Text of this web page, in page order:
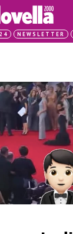
NEWSLETTER